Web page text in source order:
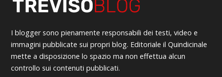
I blogger sono pienamente responsabili dei testi, video e
immagini pubblicate sui propri blog. Editoriale il Quindicinale
mette a disposizione lo spazio ma non effettua alcun
controllo sui contenuti pubblicati.